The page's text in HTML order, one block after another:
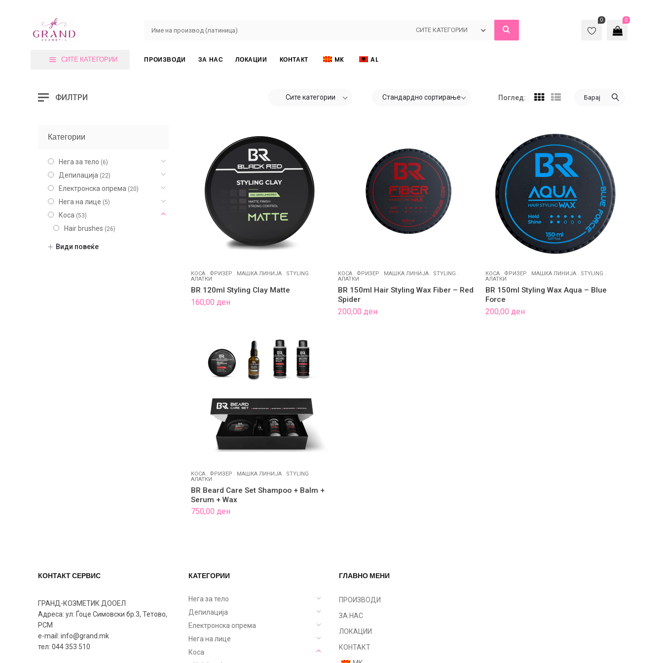
СИТЕ КАТЕГОРИИ
0
0
СИТЕ КАТЕГОРИИ ПРОИЗВОДИ ЗА НАС ЛОКАЦИИ КОНТАКТ MK AL
ФИЛТРИ Сите категории Стандардно сортирање Поглед: Барај
КОСА . ФРИЗЕР . МАШКА ЛИНИЈА . STYLING .
АЛАТКИ
BR 120ml Styling Clay Matte
160,00 ден
КОСА . ФРИЗЕР . МАШКА ЛИНИЈА . STYLING .
АЛАТКИ
BR 150ml Hair Styling Wax Fiber – Red
Spider
200,00 ден
КОСА. ФРИЗЕР . МАШКА ЛИНИЈА. STYLING .
АЛАТКИ
BR 150ml Styling Wax Aqua – Blue
Force
200,00 ден
КОСА . ФРИЗЕР . МАШКА ЛИНИЈА . STYLING .
АЛАТКИ
BR Beard Care Set Shampoo + Balm +
Serum + Wax
750,00 ден
Категории
Нега за тело (6)
Депилација (22)
Електронска опрема (20)
Нега на лице (5)
Коса (53)
Hair brushes (26)
(1)
Види повеќе
КОНТАКТ СЕРВИС
ГРАНД-КОЗМЕТИК ДООЕЛ
Адреса: ул. Ѓоце Симовски бр.3, Тетово,
РСМ
e-mail: info@grand.mk
тел: 044 353 510
КАТЕГОРИИ
Нега за тело
Депилација
Електронска опрема
Нега на лице
Коса
ГЛАВНО МЕНИ
ПРОИЗВОДИ
ЗА НАС
ЛОКАЦИИ
КОНТАКТ